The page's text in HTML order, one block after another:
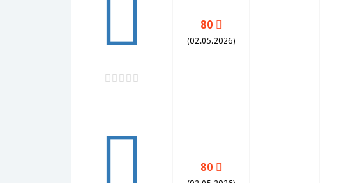
80
(02.05.2026)
80